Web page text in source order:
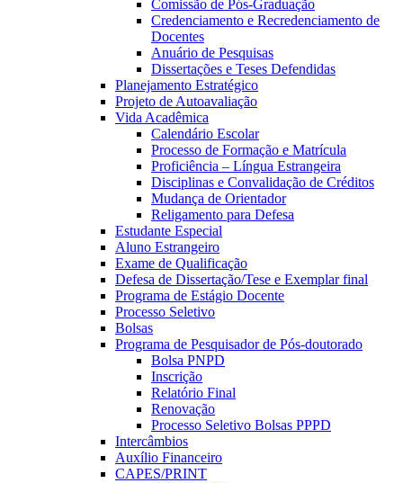
Comissão de Pós-Graduação
Credenciamento e Recredenciamento de
Docentes
Anuário de Pesquisas
Dissertações e Teses Defendidas
Planejamento Estratégico
Projeto de Autoavaliação
Vida Acadêmica
Calendário Escolar
Processo de Formação e Matrícula
Proficiência – Língua Estrangeira
Disciplinas e Convalidação de Créditos
Mudança de Orientador
Religamento para Defesa
Estudante Especial
Aluno Estrangeiro
Exame de Qualificação
Defesa de Dissertação/Tese e Exemplar final
Programa de Estágio Docente
Processo Seletivo
Bolsas
Programa de Pesquisador de Pós-doutorado
Bolsa PNPD
Inscrição
Relatório Final
Renovação
Processo Seletivo Bolsas PPPD
Intercâmbios
Auxílio Financeiro
CAPES/PRINT